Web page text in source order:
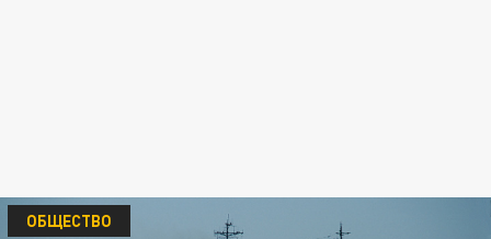
ОБЩЕСТВО